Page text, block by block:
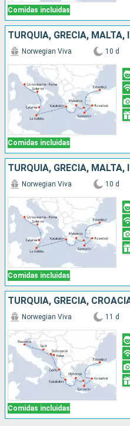
Comidas incluidas
TURQUÍA, GRECIA, MALTA,
Comidas incluidas
Norwegian Viva 10 d
TURQUÍA, GRECIA, MALTA,
Comidas incluidas
Norwegian Viva 10 d
Comidas incluidas
Norwegian Viva 11 d